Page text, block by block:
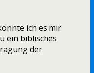
ich es mir
ein biblisches
der